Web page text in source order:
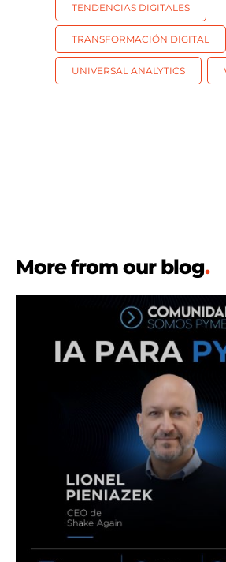
TENDENCIAS DIGITALES
TRANSFORMACIÓN DIGITAL
UNIVERSAL ANALYTICS
More from our blog.